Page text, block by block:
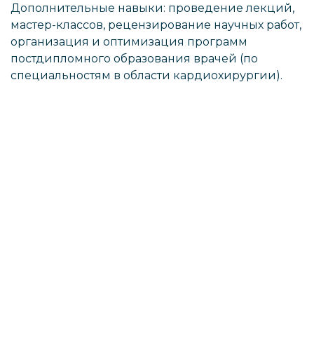
Дополнительные навыки: проведение лекций,
мастер-классов, рецензирование научных работ,
организация и оптимизация программ
постдипломного образования врачей (по
специальностям в области кардиохирургии).